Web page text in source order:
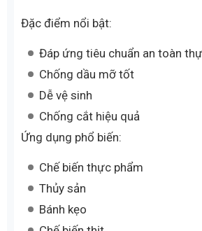
Đặc điểm nổi bật:
Đáp ứng tiêu chuẩn an toàn
Chống dầu mỡ tốt
Dễ vệ sinh
Chống cắt hiệu quả
Ứng dụng phổ biến:
Chế biến thực phẩm
Thủy sản
Bánh kẹo